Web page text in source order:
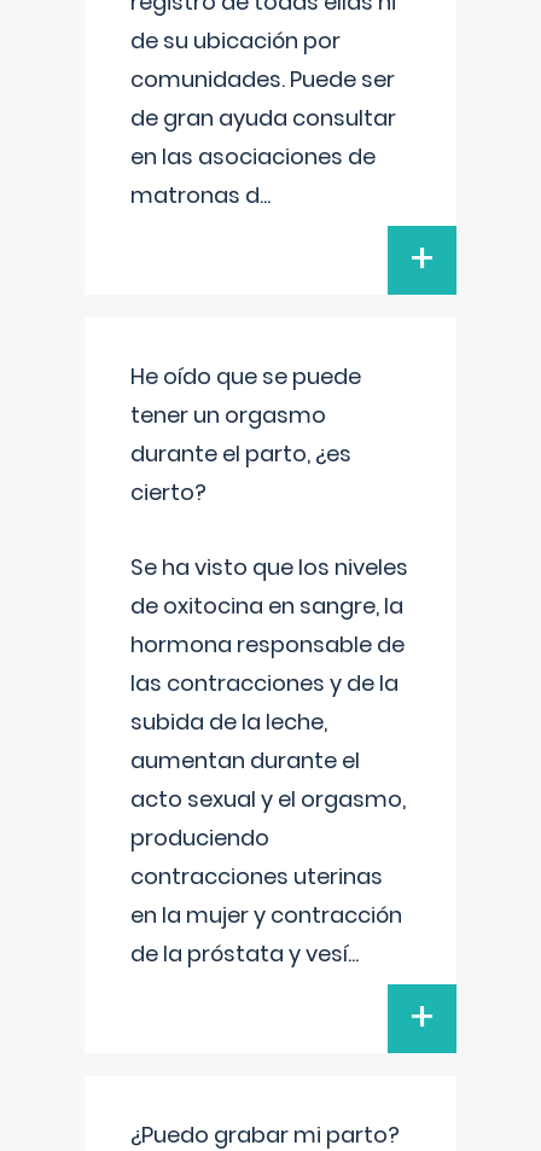
de su ubicación por
comunidades. Puede ser
de gran ayuda consultar
en las asociaciones de
matronas d...
+
He oído que se puede
tener un orgasmo
durante el parto, ¿es
cierto?
Se ha visto que los niveles
de oxitocina en sangre, la
hormona responsable de
las contracciones y de la
subida de la leche,
aumentan durante el
acto sexual y el orgasmo,
produciendo
contracciones uterinas
en la mujer y contracción
de la próstata y vesí...
+
¿Puedo grabar mi parto?